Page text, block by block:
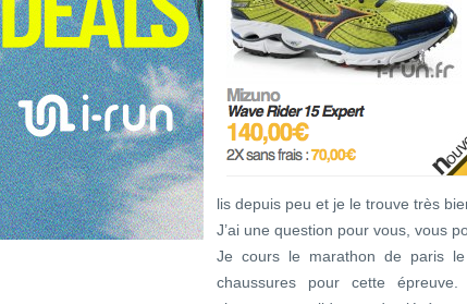
lis depuis peu et je le trouve très
J’ai une question pour vous, vous
Je cours le marathon de paris
chaussures pour cette